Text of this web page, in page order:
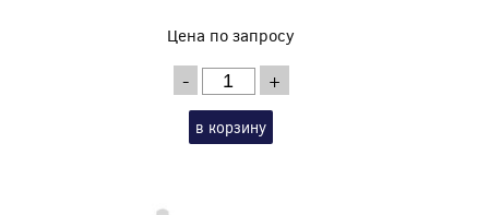
Цена по запросу
- +
в корзину